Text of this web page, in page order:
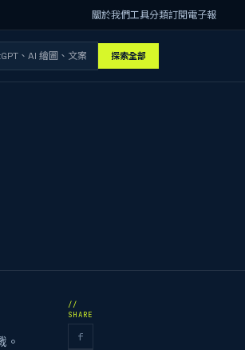
關於我們工具分類訂閱電子報
探索全部
。
//
SHARE
f